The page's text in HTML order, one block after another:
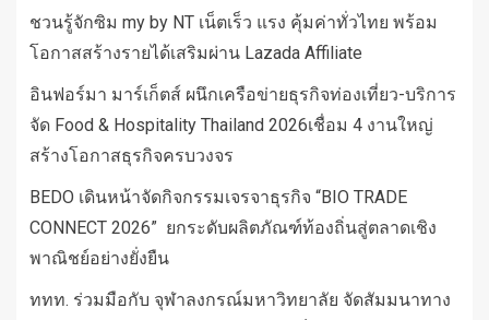
ชวนรู้จักซิม my by NT เน็ตเร็ว แรง คุ้มค่าทั่วไทย พร้อม
โอกาสสร้างรายได้เสริมผ่าน Lazada Affiliate
อินฟอร์มา มาร์เก็ตส์ ผนึกเครือข่ายธุรกิจท่องเที่ยว-บริการ
จัด Food & Hospitality Thailand 2026เชื่อม 4 งานใหญ่
สร้างโอกาสธุรกิจครบวงจร
BEDO เดินหน้าจัดกิจกรรมเจรจาธุรกิจ “BIO TRADE
CONNECT 2026” ยกระดับผลิตภัณฑ์ท้องถิ่นสู่ตลาดเชิง
พาณิชย์อย่างยั่งยืน
ททท. ร่วมมือกับ จุฬาลงกรณ์มหาวิทยาลัย จัดสัมมนาทาง